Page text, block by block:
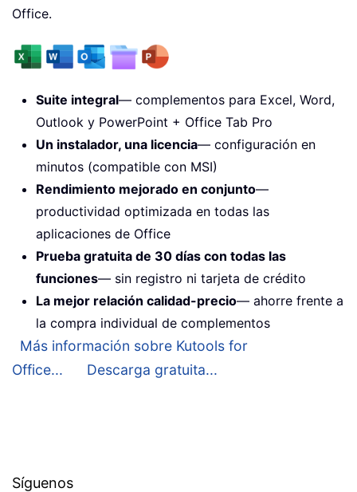
Office.
Suite integral— complementos para Excel, Word,
Outlook y PowerPoint + Office Tab Pro
Un instalador, una licencia— configuración en
minutos (compatible con MSI)
Rendimiento mejorado en conjunto—
productividad optimizada en todas las
aplicaciones de Office
Prueba gratuita de 30 días con todas las
funciones— sin registro ni tarjeta de crédito
La mejor relación calidad-precio— ahorre frente a
la compra individual de complementos
Más información sobre Kutools for
Office...
Descarga gratuita...
Síguenos